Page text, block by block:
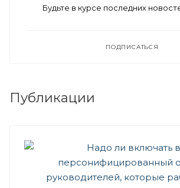
Будьте в курсе последних
ПОДПИСАТЬСЯ
Публикации